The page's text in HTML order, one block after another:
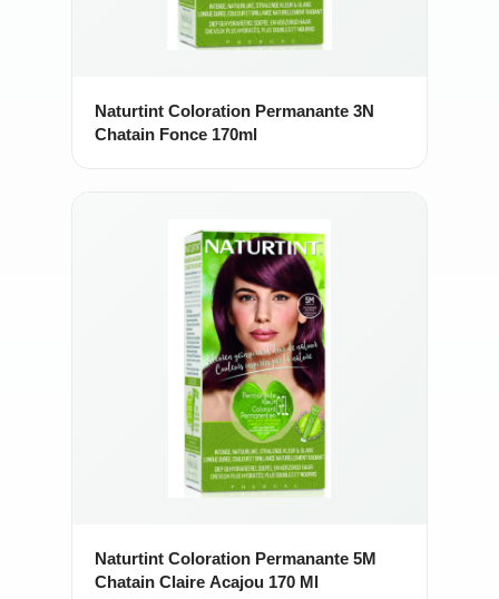
Naturtint Coloration Permanante 3N
Chatain Fonce 170ml
Naturtint Coloration Permanante 5M
Chatain Claire Acajou 170 Ml